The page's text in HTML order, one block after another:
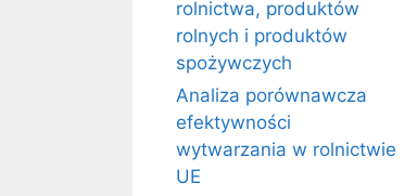
rolnictwa, produktów
rolnych i produktów
spożywczych
Analiza porównawcza
efektywności
wytwarzania w rolnictwie
UE